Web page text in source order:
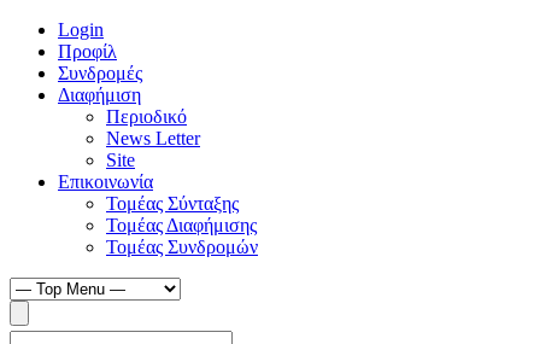
Login
Προφίλ
Συνδρομές
Διαφήμιση
Περιοδικό
News Letter
Site
Επικοινωνία
Τομέας Σύνταξης
Τομέας Διαφήμισης
Τομέας Συνδρομών